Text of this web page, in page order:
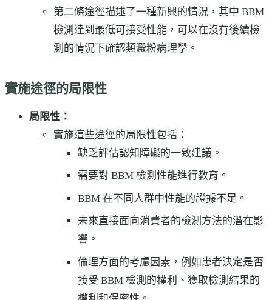
第二條途徑描述了一種新興的情況，其中 BBM
檢測達到最低可接受性能，可以在沒有後續檢
測的情況下確認類澱粉病理學。
實施途徑的局限性
局限性：
實施這些途徑的局限性包括：
缺乏評估認知障礙的一致建議。
需要對 BBM 檢測性能進行教育。
BBM 在不同人群中性能的證據不足。
未來直接面向消費者的檢測方法的潛在影
響。
倫理方面的考慮因素，例如患者決定是否
接受 BBM 檢測的權利、獲取檢測結果的